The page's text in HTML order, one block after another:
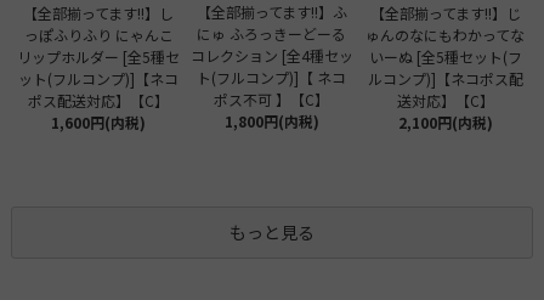
【全部揃ってます!!】し
っぽふりふり にゃんこ
リップホルダー [全5種セ
ット(フルコンプ)]【ネコ
ポス配送対応】【C】
1,600円(内税)
【全部揃ってます!!】ふ
にゅ ふろっきーどーる
コレクション [全4種セッ
ト(フルコンプ)]【 ネコ
ポス不可 】【C】
1,800円(内税)
【全部揃ってます!!】じ
ゅんのなにもわかってな
いーぬ [全5種セット(フ
ルコンプ)]【ネコポス配
送対応】【C】
2,100円(内税)
もっと見る